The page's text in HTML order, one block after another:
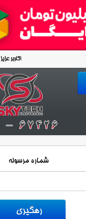
کاربر عزیزخوش آمدید!
شماره مرسوله